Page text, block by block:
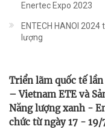
Enertec Expo 2023
ENTECH HANOI
lượng
Triển lãm quốc tế
– Vietnam ETE và
Năng lượng xanh -
chức từ ngày 17 -